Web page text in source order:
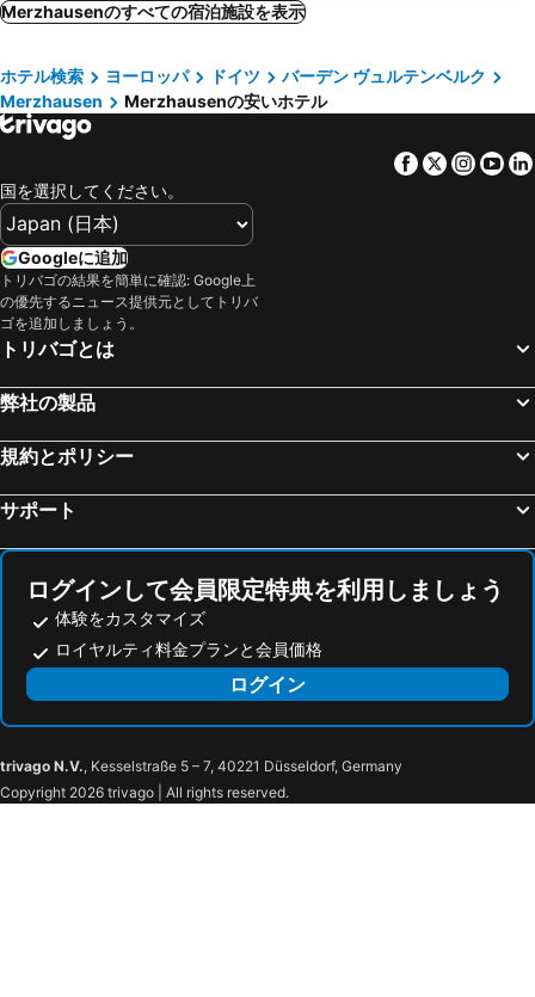
グリーン シティ ホテル ヴォーバン
Hotel Zum Schiff
ホテル バーバラ
トップ KHR シュタットホテル
ホテル ビショッフフリンデ
ホテル スタット フライブルク
DORMERO Hotel Freiburg
Premier Inn Freiburg City Süd
パーク ホテル ポスト フライブルク
Boutiquehotel Oberkirch im Zentrum
Hampton by Hilton Freiburg
Hotel Vulkanstüble
Hotel & Restaurant Sichelschmiede
シュヴルツヴェルダー ホフ
Central Hotel Freiburg
Mercure Hotel Freiburg Am Muenster
Hotel Blume
Hotel Brigitte
ガストハウス ローウェン
Merzhausenのすべての宿泊施設を表示
ホテル検索 ヨーロッパ ドイツ
バーデン ヴュルテンベルク
Merzhausen
Merzhausenの安いホテル
Facebook
Twitter
国を選択してください。
Googleに追加
トリバゴの結果を簡単に確認: Google上
の優先するニュース提供元としてトリバ
ゴを追加しましょう。
トリバゴとは
弊社の製品
規約とポリシー
サポート
ログインして会員限定特典を利用しましょう
体験をカスタマイズ
ロイヤルティ料金プランと会員価格
ログイン
trivago N.V., Kesselstraße 5 – 7, 40221 Düsseldorf, Germany
Copyright 2026 trivago | All rights reserved.